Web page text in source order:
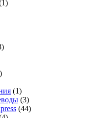
(1)
(3)
(44)